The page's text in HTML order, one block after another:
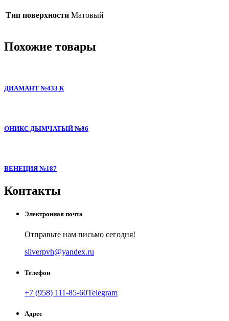
Тип поверхности Матовый
Похожие товары
ДИАМАНТ №433 К
ОНИКС ДЫМЧАТЫЙ №86
ВЕНЕЦИЯ №187
Контакты
Электронная почта
Отправьте нам письмо сегодня!
silverpvh@yandex.ru
Телефон
+7 (958) 111-85-60Telegram
Адрес